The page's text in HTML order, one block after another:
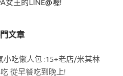
女王的LINE@喔!
文章
小吃懶人包 :15+老店/米其林
從早餐吃到晚上!